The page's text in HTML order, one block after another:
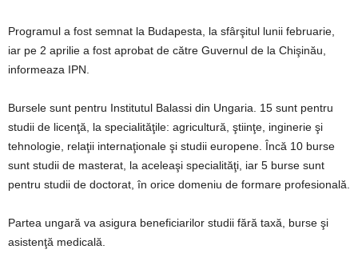
Programul a fost semnat la Budapesta, la sfârşitul lunii februarie,
iar pe 2 aprilie a fost aprobat de către Guvernul de la Chişinău,
informeaza IPN.
Bursele sunt pentru Institutul Balassi din Ungaria. 15 sunt pentru
studii de licenţă, la specialităţile: agricultură, ştiinţe, inginerie şi
tehnologie, relaţii internaţionale şi studii europene. Încă 10 burse
sunt studii de masterat, la aceleaşi specialităţi, iar 5 burse sunt
pentru studii de doctorat, în orice domeniu de formare profesională.
Partea ungară va asigura beneficiarilor studii fără taxă, burse şi
asistenţă medicală.